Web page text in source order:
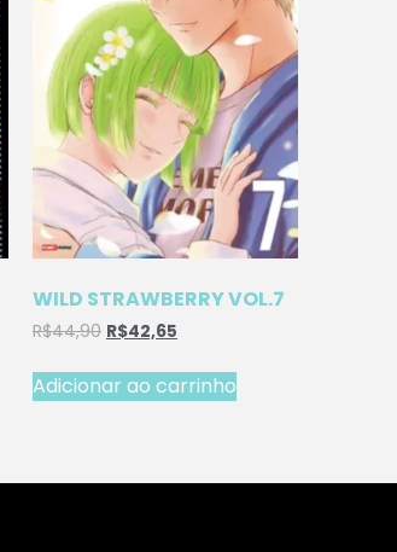
WILD STRAWBERRY VOL.7
R$44,90 R$42,65
Adicionar ao carrinho